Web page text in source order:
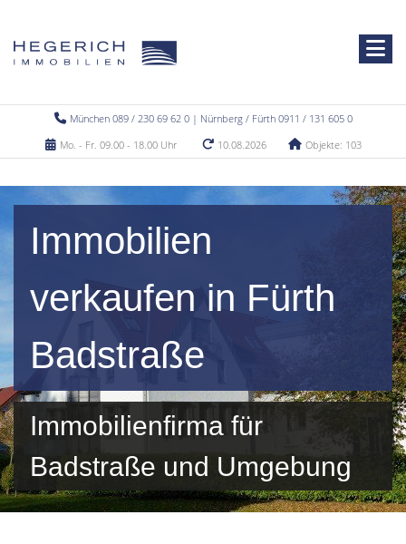
München 089 / 230 69 62 0 | Nürnberg / Fürth 0911 / 131 605 0
Mo. - Fr. 09.00 - 18.00 Uhr
10.08.2026 Objekte: 103
Immobilien
verkaufen in Fürth
Badstraße
Immobilienfirma für
Badstraße und Umgebung